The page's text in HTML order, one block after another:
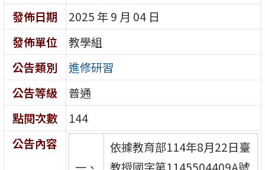
發佈日期
2025 年 9 月 04 日
發佈單位
教學組
公告類別
進修研習
公告等級
普通
點閱次數
144
公告內容
依據教育部114年8月22日臺